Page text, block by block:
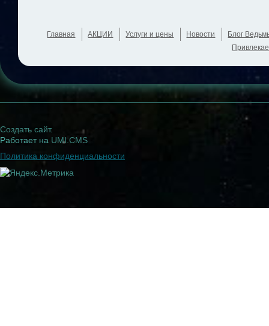
Главная АКЦИИ Услуги и цены Новости
Блог
Создать сайт.
Работает на UMI.CMS
Политика конфиденциальности